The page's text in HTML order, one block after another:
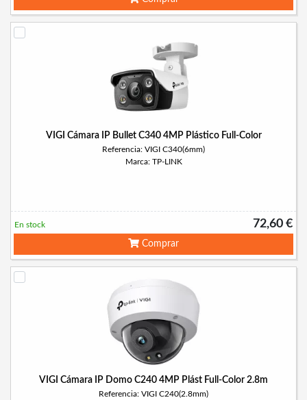
VIGI Cámara IP Bullet C340 4MP Plástico Full-Color
Referencia: VIGI C340(6mm)
Marca: TP-LINK
72,60 €
En stock
Comprar
VIGI Cámara IP Domo C240 4MP Plást Full-Color 2.8m
Referencia: VIGI C240(2.8mm)